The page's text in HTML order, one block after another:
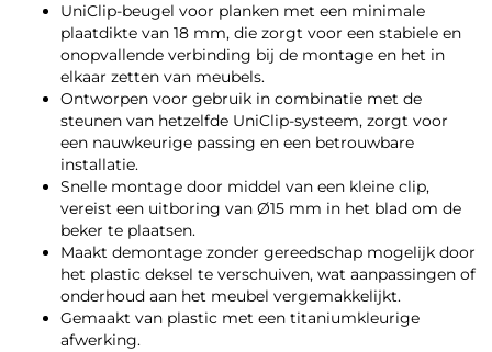
UniClip-beugel voor planken met een minimale
plaatdikte van 18 mm, die zorgt voor een stabiele en
onopvallende verbinding bij de montage en het in
elkaar zetten van meubels.
Ontworpen voor gebruik in combinatie met de
steunen van hetzelfde UniClip-systeem, zorgt voor
een nauwkeurige passing en een betrouwbare
installatie.
Snelle montage door middel van een kleine clip,
vereist een uitboring van Ø15 mm in het blad om de
beker te plaatsen.
Maakt demontage zonder gereedschap mogelijk door
het plastic deksel te verschuiven, wat aanpassingen of
onderhoud aan het meubel vergemakkelijkt.
Gemaakt van plastic met een titaniumkleurige
afwerking.